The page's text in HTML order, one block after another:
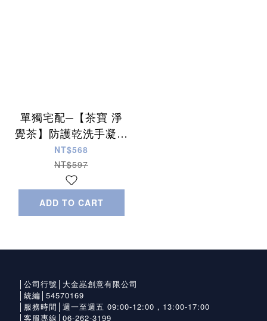
單獨宅配─【茶寶 淨
覺茶】防護乾洗手凝露
350ml (3瓶組)
NT$568
NT$597
ADD TO CART
│公司行號│大金嵓創意有限公司
│統編│54570169
│服務時間│週一至週五 09:00-12:00，13:00-17:00
│客服專線│06-262-3199